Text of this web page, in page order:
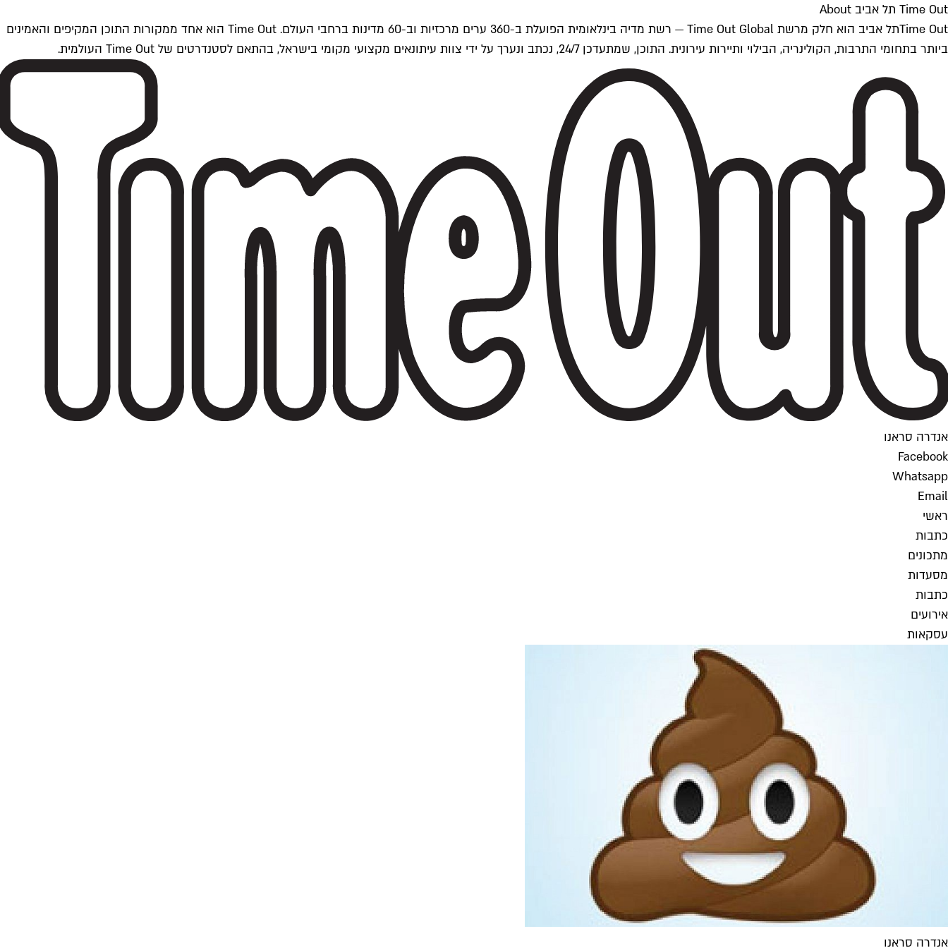
Time Out תל אביב About
Time Outתל אביב הוא חלק מרשת Time Out Global — רשת מדיה בינלאומית הפועלת ב-360 ערים מרכזיות וב-60 מדינות ברחבי העולם. Time Out הוא אחד ממקורות התוכן המקיפים והאמינים
ביותר בתחומי התרבות, הקולינריה, הבילוי ותיירות עירונית. התוכן, שמתעדכן 24/7, נכתב ונערך על ידי צוות עיתונאים מקצועי מקומי בישראל, בהתאם לסטנדרטים של Time Out העולמית.
אנדרה סראנו
Facebook
Whatsapp
Email
ראשי
כתבות
מתכונים
מסעדות
כתבות
אירועים
עסקאות
אנדרה סראנו